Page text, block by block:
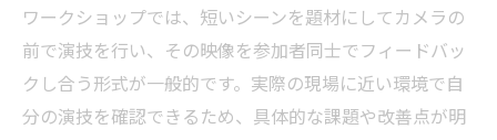
ワークショップでは、短いシーンを題材にしてカメラの
前で演技を行い、その映像を参加者同士でフィードバッ
クし合う形式が一般的です。実際の現場に近い環境で自
分の演技を確認できるため、具体的な課題や改善点が明